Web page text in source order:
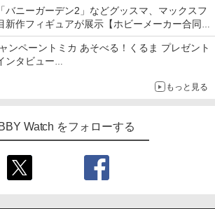
バニーガーデン2」などグッスマ、マックスフ
新作フィギュアが展示【ホビーメーカー合同展
ンペーントミカ あそべる！くるま プレゼント
ンタビュー
もっと見る
Watch をフォローする